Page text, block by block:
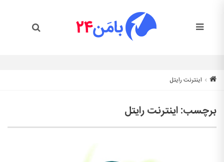
اینترنت رایتل
برچسب:اینترنت رایتل